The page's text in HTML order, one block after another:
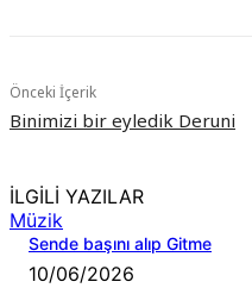
Önceki İçerik
Binimizi bir eyledik Deruni
İLGİLİ YAZILAR
Müzik
Sende başını alıp Gitme
10/06/2026